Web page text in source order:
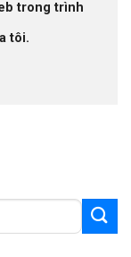
trong trình
tôi.